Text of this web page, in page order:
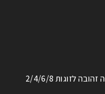
טבעת נירוסטה חלקה זהובה לזוגות 2/4/6/8